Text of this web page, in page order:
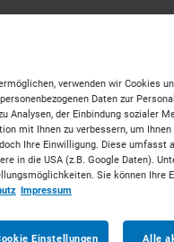
inverwenden wir Cookies
Daten zur
Analysen, der Einbindung sozialer
mit Ihnen zu verbessern, um Ihnen
Ihre Einwilligung. Diese umfasst
in die USA (z.B. Google Daten).
Sie können Ihre
Impressum
Alle
Einstellungen